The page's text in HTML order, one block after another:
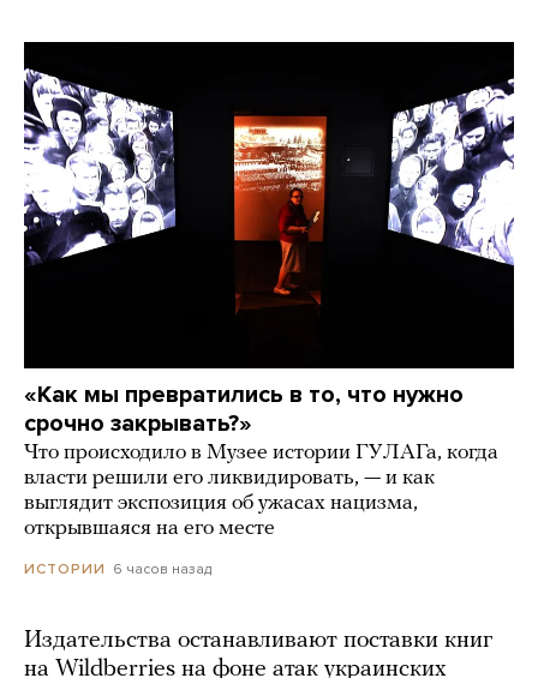
«Как мы превратились в то, что нужно
срочно закрывать?»
Что происходило в Музее истории ГУЛАГа, когда
власти решили его ликвидировать, — и как
выглядит экспозиция об ужасах нацизма,
открывшаяся на его месте
ИСТОРИИ 6 часов назад
Издательства останавливают поставки книг
на Wildberries на фоне атак украинских